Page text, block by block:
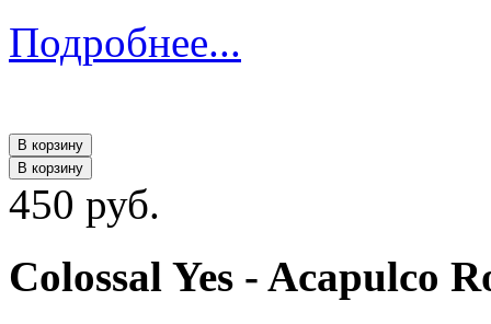
Подробнее...
В корзину
В корзину
450 руб.
Colossal Yes - Acapulco